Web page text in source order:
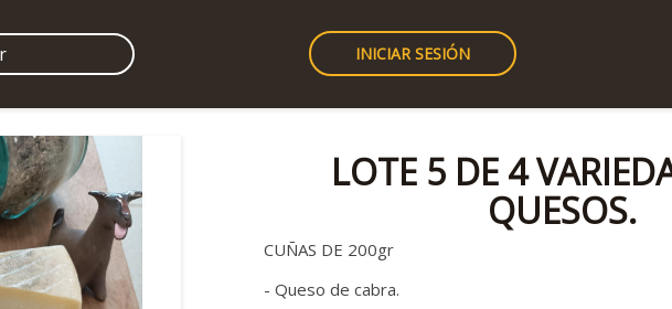
INICIAR SESIÓN
LOTE 5 DE 4
QUESOS.
CUÑAS DE 200gr
- Queso de cabra.